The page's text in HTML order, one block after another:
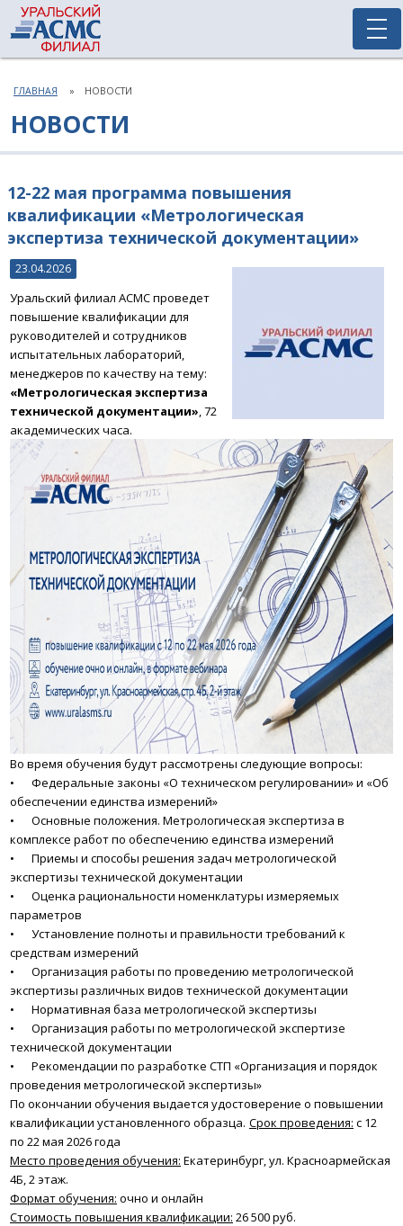
ГЛАВНАЯ НОВОСТИ
НОВОСТИ
12-22 мая программа повышения
квалификации «Метрологическая
экспертиза технической документации»
23.04.2026
Уральский филиал АСМС проведет
повышение квалификации для
руководителей и сотрудников
испытательных лабораторий,
менеджеров по качеству на тему:
«Метрологическая экспертиза
технической документации», 72
академических часа.
Во время обучения будут рассмотрены следующие вопросы:
•
Федеральные законы «О техническом регулировании» и «Об
обеспечении единства измерений»
•
Основные положения. Метрологическая экспертиза в
комплексе работ по обеспечению единства измерений
•
Приемы и способы решения задач метрологической
экспертизы технической документации
•
Оценка рациональности номенклатуры измеряемых
параметров
•
Установление полноты и правильности требований к
средствам измерений
•
Организация работы по проведению метрологической
экспертизы различных видов технической документации
•
Нормативная база метрологической экспертизы
•
Организация работы по метрологической экспертизе
технической документации
•
Рекомендации по разработке СТП «Организация и порядок
проведения метрологической экспертизы»
По окончании обучения выдается удостоверение о повышении
квалификации установленного образца. Срок проведения: с 12
по 22 мая 2026 года
Место проведения обучения: Екатеринбург, ул. Красноармейская
4Б, 2 этаж.
Формат обучения: очно и онлайн
Стоимость повышения квалификации: 26 500 руб.